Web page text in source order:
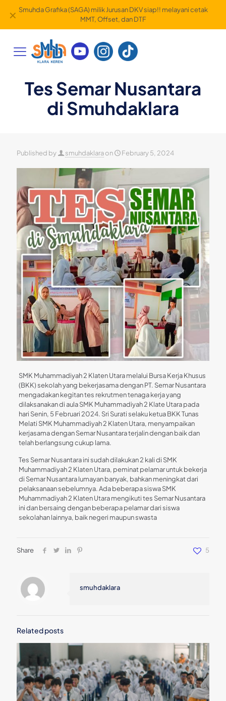
Smuhda Grafika (SAGA) milik Jurusan DKV siap!! melayani cetak
MMT, Offset, dan DTF
✕
Tes Semar Nusantara
di Smuhdaklara
Published by smuhdaklaraon February 5, 2024
SMK Muhammadiyah 2 Klaten Utara melalui Bursa Kerja Khusus
(BKK) sekolah yang bekerjasama dengan PT. Semar Nusantara
mengadakan kegitan tes rekrutmen tenaga kerja yang
dilaksanakan di aula SMK Muhammadiyah 2 Klate Utara pada
hari Senin, 5 Februari 2024. Sri Surati selaku ketua BKK Tunas
Melati SMK Muhammadiyah 2 Klaten Utara, menyampaikan
kerjasama dengan Semar Nusantara terjalin dengan baik dan
telah berlangsung cukup lama.
Tes Semar Nusantara ini sudah dilakukan 2 kali di SMK
Muhammadiyah 2 Klaten Utara, peminat pelamar untuk bekerja
di Semar Nusantara lumayan banyak, bahkan meningkat dari
pelaksanaan sebelumnya. Ada beberapa siswa SMK
Muhammadiyah 2 Klaten Utara mengikuti tes Semar Nusantara
ini dan bersaing dengan beberapa pelamar dari siswa
sekolahan lainnya, baik negeri maupun swasta
Share 5
smuhdaklara
Related posts